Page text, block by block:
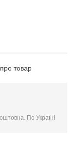
товар
По Україні